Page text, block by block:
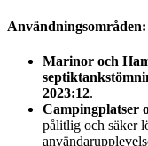
Användningsområden:
Marinor och
2023:12.
Campingplatser
pålitlig och säker